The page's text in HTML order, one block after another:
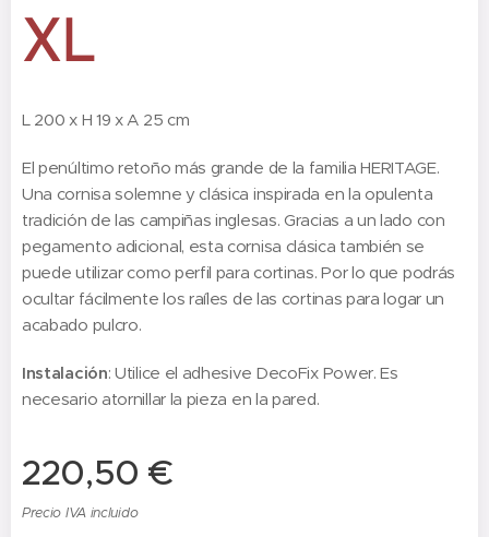
XL
L 200 x H 19 x A 25 cm
El penúltimo retoño más grande de la familia HERITAGE.
Una cornisa solemne y clásica inspirada en la opulenta
tradición de las campiñas inglesas. Gracias a un lado con
pegamento adicional, esta cornisa clásica también se
puede utilizar como perfil para cortinas. Por lo que podrás
ocultar fácilmente los raíles de las cortinas para logar un
acabado pulcro.
Instalación: Utilice el adhesive DecoFix Power. Es
necesario atornillar la pieza en la pared.
220,50 €
Precio IVA incluido